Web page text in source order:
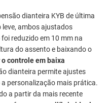
dianteira KYB de última
ambos ajustados
reduzido em 10 mm na
do assento e baixando o
controle em baixa
dianteira permite ajustes
personalização mais prática.
a partir da mais recente